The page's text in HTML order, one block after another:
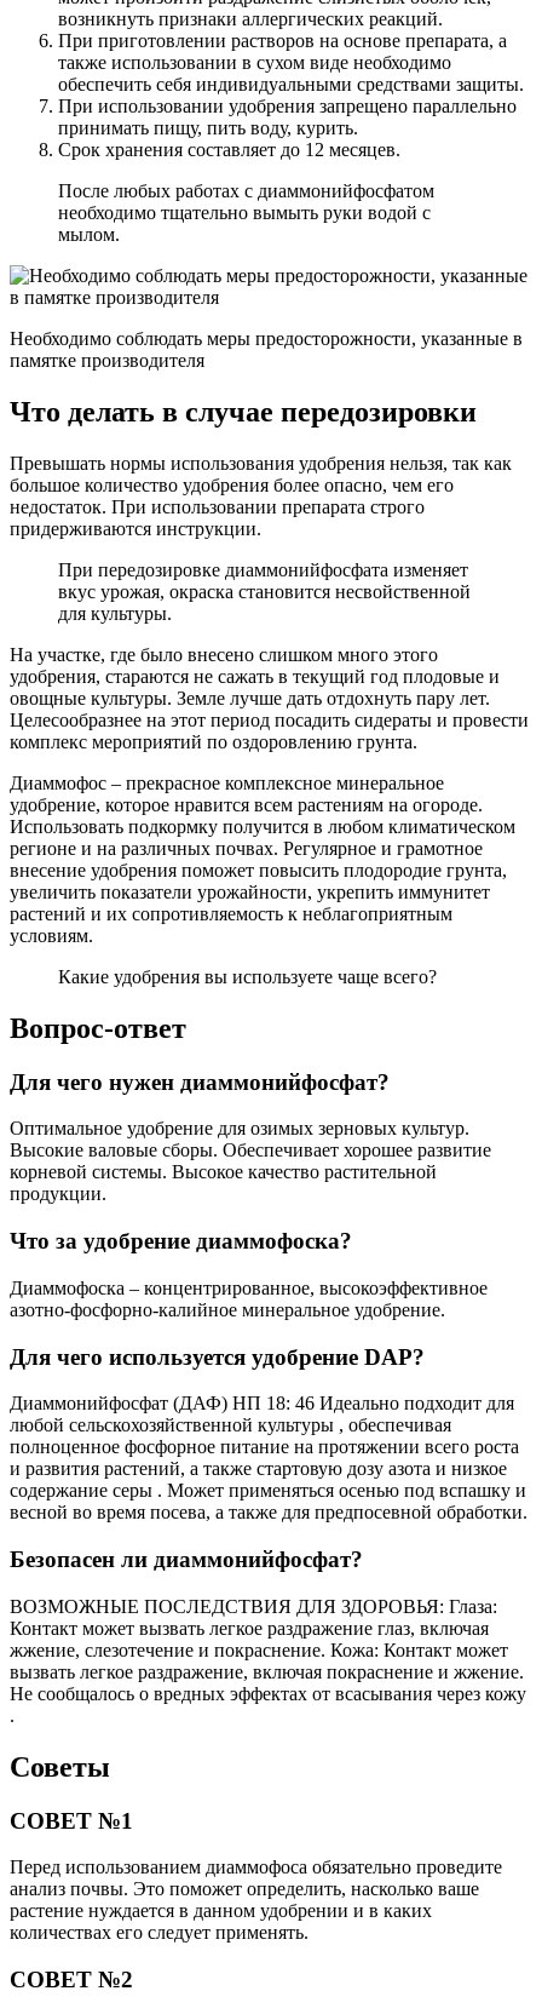
возникнуть признаки аллергических реакций.
При приготовлении растворов на основе препарата, а
также использовании в сухом виде необходимо
обеспечить себя индивидуальными средствами защиты.
При использовании удобрения запрещено параллельно
принимать пищу, пить воду, курить.
Срок хранения составляет до 12 месяцев.
После любых работах с диаммонийфосфатом
необходимо тщательно вымыть руки водой с
мылом.
Необходимо соблюдать меры предосторожности, указанные в
памятке производителя
Что делать в случае передозировки
Превышать нормы использования удобрения нельзя, так как
большое количество удобрения более опасно, чем его
недостаток. При использовании препарата строго
придерживаются инструкции.
При передозировке диаммонийфосфата изменяет
вкус урожая, окраска становится несвойственной
для культуры.
На участке, где было внесено слишком много этого
удобрения, стараются не сажать в текущий год плодовые и
овощные культуры. Земле лучше дать отдохнуть пару лет.
Целесообразнее на этот период посадить сидераты и провести
комплекс мероприятий по оздоровлению грунта.
Диаммофос – прекрасное комплексное минеральное
удобрение, которое нравится всем растениям на огороде.
Использовать подкормку получится в любом климатическом
регионе и на различных почвах. Регулярное и грамотное
внесение удобрения поможет повысить плодородие грунта,
увеличить показатели урожайности, укрепить иммунитет
растений и их сопротивляемость к неблагоприятным
условиям.
Какие удобрения вы используете чаще всего?
Вопрос-ответ
Для чего нужен диаммонийфосфат?
Оптимальное удобрение для озимых зерновых культур.
Высокие валовые сборы. Обеспечивает хорошее развитие
корневой системы. Высокое качество растительной
продукции.
Что за удобрение диаммофоска?
Диаммофоска – концентрированное, высокоэффективное
азотно-фосфорно-калийное минеральное удобрение.
Для чего используется удобрение DAP?
Диаммонийфосфат (ДАФ) НП 18: 46 Идеально подходит для
любой сельскохозяйственной культуры , обеспечивая
полноценное фосфорное питание на протяжении всего роста
и развития растений, а также стартовую дозу азота и низкое
содержание серы . Может применяться осенью под вспашку и
весной во время посева, а также для предпосевной обработки.
Безопасен ли диаммонийфосфат?
ВОЗМОЖНЫЕ ПОСЛЕДСТВИЯ ДЛЯ ЗДОРОВЬЯ: Глаза:
Контакт может вызвать легкое раздражение глаз, включая
жжение, слезотечение и покраснение. Кожа: Контакт может
вызвать легкое раздражение, включая покраснение и жжение.
Не сообщалось о вредных эффектах от всасывания через кожу
.
Советы
СОВЕТ №1
Перед использованием диаммофоса обязательно проведите
анализ почвы. Это поможет определить, насколько ваше
растение нуждается в данном удобрении и в каких
количествах его следует применять.
СОВЕТ №2